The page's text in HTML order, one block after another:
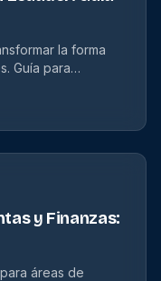
la forma
Guía para
y Finanzas:
áreas de